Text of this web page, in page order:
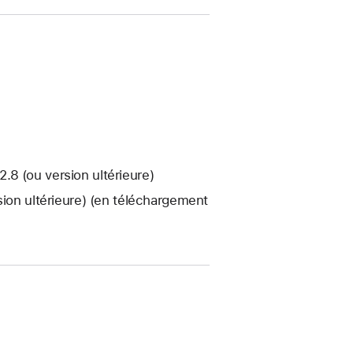
(ou version ultérieure)
ultérieure) (en téléchargement